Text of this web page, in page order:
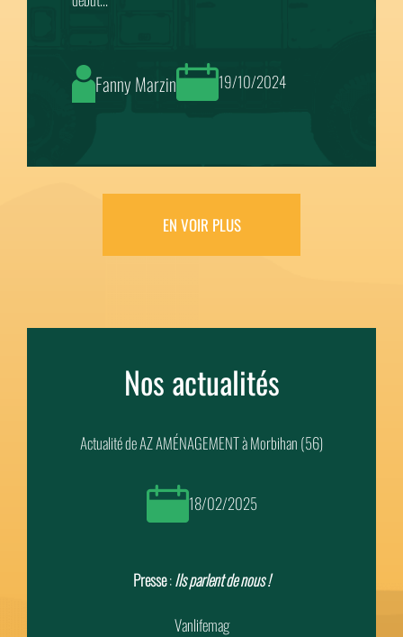
Lionel 12/10/2024
EN VOIR PLUS
Nos actualités
Actualité de AZ AMÉNAGEMENT à Morbihan (56)
18/02/2025
Presse:Ils parlent de nous !
Vanlifemag